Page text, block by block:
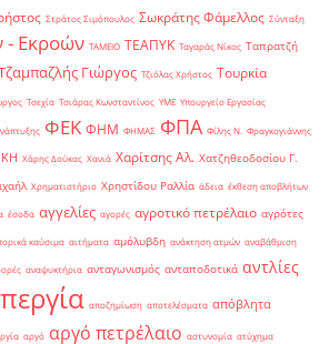
Στράτος Σιμόπουλος Σωκράτης Φάμελλος Σύνταξη
- Εκροών ΤΑΜΕΙΟ ΤΕΑΠΥΚ Ταγαράς Νίκος Ταπρατζή
Γιώργος Τζιόλας Χρήστος Τουρκία
Τσεχία Τσιάρας Κωνσταντίνος ΥΜΕ Υπουργείο Εργασίας
ΦΕΚ ΦΗΜ ΦΗΜΑΣ ΦΠΑ Φίλης Ν. Φραγκογιάννης
Χάρης Δούκας Χανιά Χαρίτσης Αλ. Χατζηθεοδοσίου Γ.
Χρηματιστήριο Χρηστίδου Ραλλία άδεια έκθεση αποβλήτων
έσοδα αγγελίες αγορές αγροτικό πετρέλαιο αγρότες
καύσιμα αιτήματα αμόλυβδη ανάκτηση ατμών αναβάθμιση
αναψυκτήρια ανταγωνισμός ανταποδοτικά αντλίες
αποζημίωση αποτελέσματα απόβλητα
αργό αργό πετρέλαιο αστυνομία ατύχημα